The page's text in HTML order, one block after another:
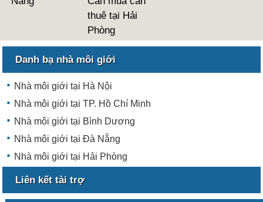
thuê tại Hải
Phòng
Danh bạ nhà môi giới
Nhà môi giới tại Hà Nội
Nhà môi giới tại TP. Hồ Chí Minh
Nhà môi giới tại Bình Dương
Nhà môi giới tại Đà Nẵng
Nhà môi giới tại Hải Phòng
Liên kết tài trợ